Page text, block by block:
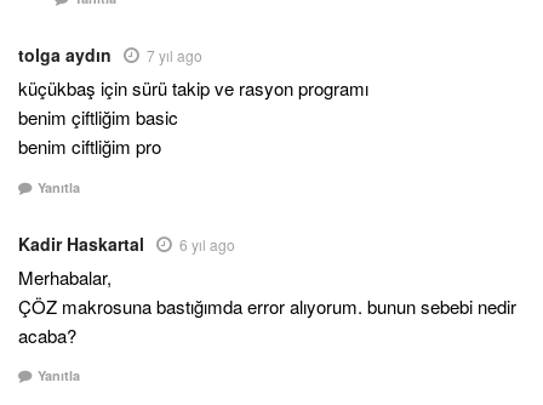
tolga aydın 7 yıl ago
küçükbaş için sürü takip ve rasyon programı
benim çiftliğim basic
benim ciftliğim pro
Yanıtla
Kadir Haskartal 6 yıl ago
Merhabalar,
ÇÖZ makrosuna bastığımda error alıyorum. bunun sebebi nedir
acaba?
Yanıtla